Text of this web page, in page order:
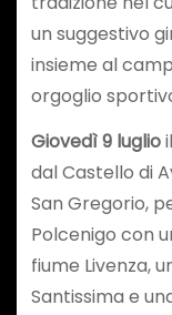
un suggestivo
insieme al
orgoglio
Giovedì 9 luglio
dal Castello di
San Gregorio,
Polcenigo con
fiume Livenza,
Santissima e